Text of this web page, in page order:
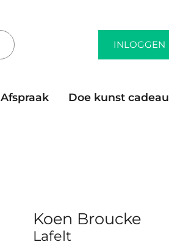
INLOGGEN
Afspraak
Doe kunst cadeau
Koen Broucke
Lafelt